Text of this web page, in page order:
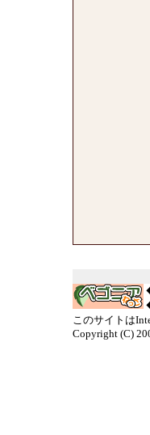
このサイトは
Copyright (C)